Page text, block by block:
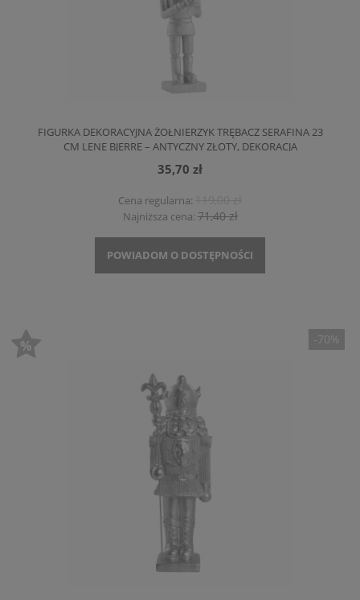
FIGURKA DEKORACYJNA ŻOŁNIERZYK TRĘBACZ SERAFINA 23
CM LENE BJERRE – ANTYCZNY ZŁOTY, DEKORACJA
ŚWIĄTECZNA
35,70 zł
Cena regularna:
Najniższa cena: 71,40 zł
POWIADOM O DOSTĘPNOŚCI
-70%